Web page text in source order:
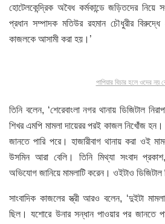
হোটেলকেন্দ্রিক অবৈধ কর্মকান্ডে জড়িতদের নিয়ে
প্রধান সম্পাদক মতিউর রহমান চৌধুরীর
কাজলকে আসামী করা হয়।’
পাপিয়ার বিচার হলে ওদের নয়
তিনি বলেন, ‘শেরেবাংলা নগর থানায় ডিজিটাল
শিখর এমপি মামলা দায়েরর পরই কাজল নিখোঁজ
জানতে পারি পরে। হাজারীবাগ থানায় করা ওই
উসমিন আরা বেলি। তিনি মিথ্যা সংবাদ
অভিযোগ জানিয়ে মামলাটি করেন। ওইটাও
সাংবাদিক কাজলের স্ত্রী আরও বলেন, ‘দুইটা
ছিল। যশোরে উনার সন্ধান পাওয়ার পর জানতে